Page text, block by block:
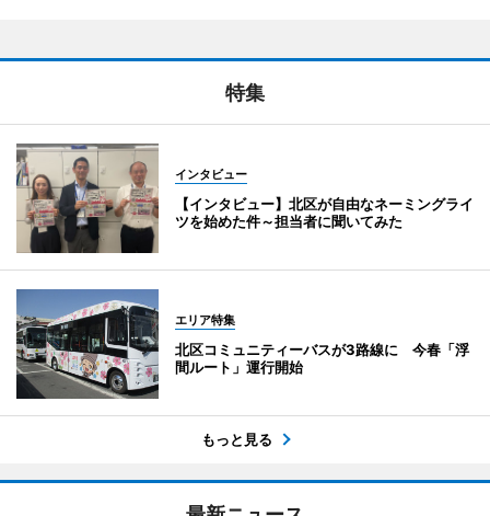
特集
インタビュー
【インタビュー】北区が自由なネーミングライ
ツを始めた件～担当者に聞いてみた
エリア特集
北区コミュニティーバスが3路線に 今春「浮
間ルート」運行開始
もっと見る